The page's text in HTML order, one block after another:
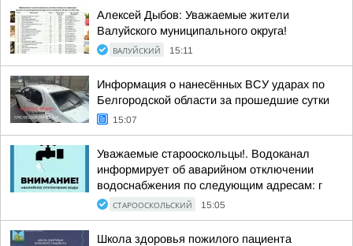
Алексей Дыбов: Уважаемые жители
Валуйского муниципального округа!
ВАЛУЙСКИЙ 15:11
Информация о нанесённых ВСУ ударах по
Белгородской области за прошедшие сутки
15:07
Уважаемые старооскольцы!. Водоканал
информирует об аварийном отключении
водоснабжения по следующим адресам: г
СТАРООСКОЛЬСКИЙ 15:05
Школа здоровья пожилого пациента